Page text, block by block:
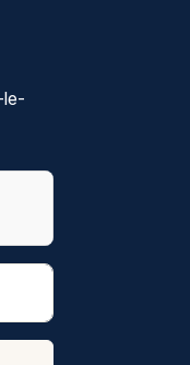
le-